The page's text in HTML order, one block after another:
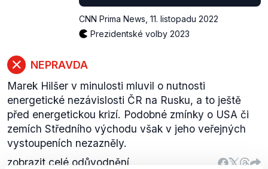
CNN Prima News 11. listopadu 2022
Prezidentské volby 2023
NEPRAVDA
Marek Hilšer v minulosti mluvil o nutnosti
energetické nezávislosti ČR na Rusku, a to ještě
před energetickou krizí. Podobné zmínky o USA či
zemích Středního východu však v jeho veřejných
vystoupeních nezazněly.
zobrazit celé odůvodnění